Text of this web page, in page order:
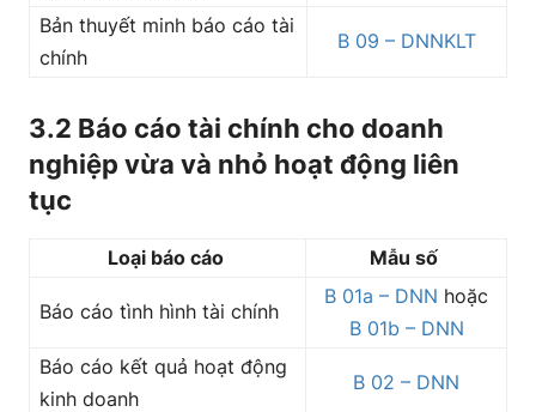
Bản thuyết minh báo cáo tài
chính
B 09 – DNNKLT
3.2 Báo cáo tài chính cho doanh
nghiệp vừa và nhỏ hoạt động liên
tục
Loại báo cáo Mẫu số
Báo cáo tình hình tài chính
B 01a – DNN hoặc
B 01b – DNN
Báo cáo kết quả hoạt động
kinh doanh
B 02 – DNN